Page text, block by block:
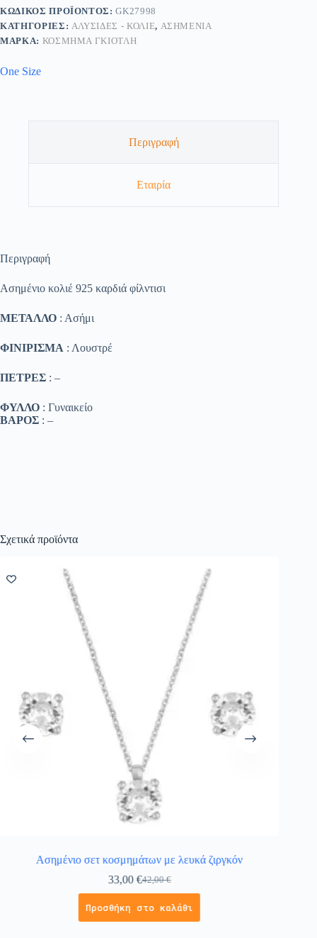
ΚΩΔΙΚΌΣ ΠΡΟΪΌΝΤΟΣ:GK27998
ΚΑΤΗΓΟΡΊΕΣ: ΑΛΥΣΊΔΕΣ - ΚΟΛΙΈ, ΑΣΗΜΈΝΙΑ
ΜΆΡΚΑ: ΚΟΣΜΗΜΑ ΓΚΙΟΤΛΗ
One Size
Περιγραφή
Εταιρία
Περιγραφή
Ασημένιο κολιέ 925 καρδιά φίλντισι
ΜΕΤΑΛΛΟ : Ασήμι
ΦΙΝΙΡΙΣΜΑ : Λουστρέ
ΠΕΤΡΕΣ : –
ΦΥΛΛΟ : Γυναικείο
ΒΑΡΟΣ : –
Σχετικά προϊόντα
Ασημένιο σετ κοσμημάτων με λευκά ζιργκόν
42,00€
33,00 €
Προσθήκη στο καλάθι